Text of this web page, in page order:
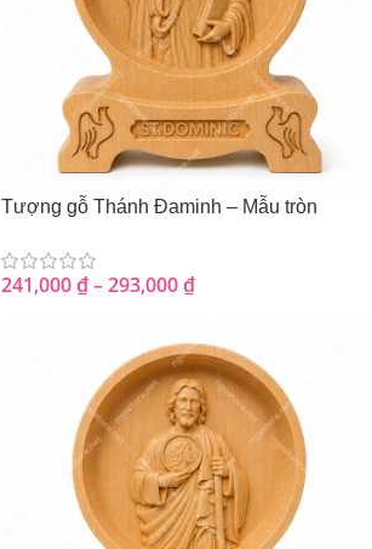
Tượng gỗ Thánh Đaminh – Mẫu tròn
241,000₫–293,000₫